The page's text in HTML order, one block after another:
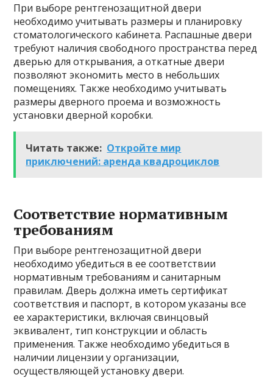
При выборе рентгенозащитной двери
необходимо учитывать размеры и планировку
стоматологического кабинета. Распашные двери
требуют наличия свободного пространства перед
дверью для открывания, а откатные двери
позволяют экономить место в небольших
помещениях. Также необходимо учитывать
размеры дверного проема и возможность
установки дверной коробки.
Читать также: Откройте мир
приключений: аренда квадроциклов
Соответствие нормативным
требованиям
При выборе рентгенозащитной двери
необходимо убедиться в ее соответствии
нормативным требованиям и санитарным
правилам. Дверь должна иметь сертификат
соответствия и паспорт, в котором указаны все
ее характеристики, включая свинцовый
эквивалент, тип конструкции и область
применения. Также необходимо убедиться в
наличии лицензии у организации,
осуществляющей установку двери.